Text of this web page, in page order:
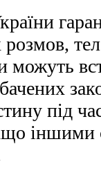
можуть
під